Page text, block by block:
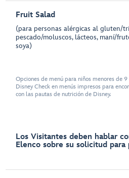
Fruit Salad
(para personas alérgicas al gluten/
pescado/moluscos, lácteos, maní/
soya)
Opciones de menú para niños menores de
Disney Check en menús impresos para
con las pautas de nutrición de Disney.
Los Visitantes deben hablar
Elenco sobre su solicitud para